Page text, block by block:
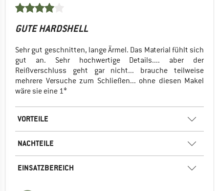
GUTE HARDSHELL
Sehr gut geschnitten, lange Ärmel. Das Material fühlt sich
gut an. Sehr hochwertige Details.... aber der
Reißverschluss geht gar nicht... brauche teilweise
mehrere Versuche zum Schließen... ohne diesen Makel
wäre sie eine 1*
VORTEILE
NACHTEILE
EINSATZBEREICH